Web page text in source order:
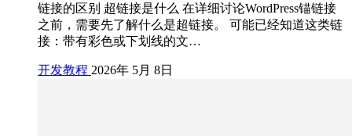
链接的区别 超链接是什么 在详细讨论WordPress锚链接
之前，需要先了解什么是超链接。 可能已经知道这类链
接：带有彩色或下划线的文…
开发教程 2026年 5月 8日